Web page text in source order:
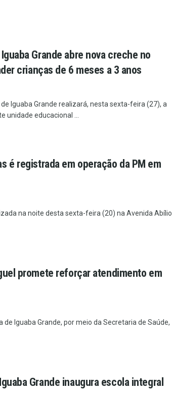
Grande abre nova creche no
crianças de 6 meses a 3 anos
Iguaba Grande realizará, nesta sexta-feira (27), a
educacional ...
é registrada em operação da PM em
na noite desta sexta-feira (20) na Avenida Abílio
promete reforçar atendimento em
Iguaba Grande, por meio da Secretaria de Saúde,
Grande inaugura escola integral